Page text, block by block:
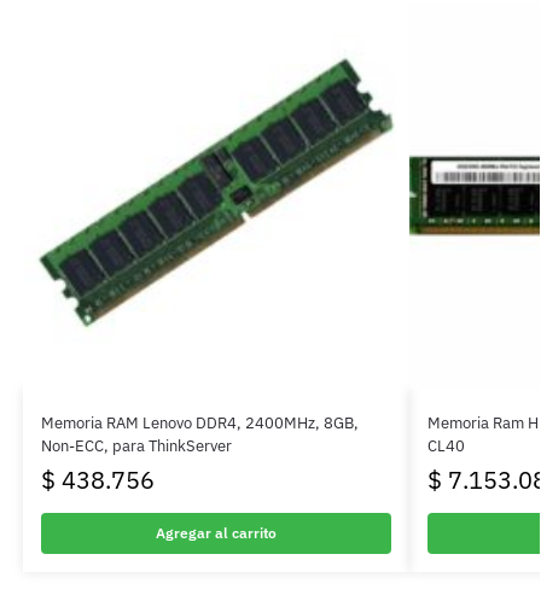
Memoria RAM Lenovo DDR4, 2400MHz, 8GB,
Non-ECC, para ThinkServer
$ 438.756
Agregar al carrito
Memoria Ram
CL40
$